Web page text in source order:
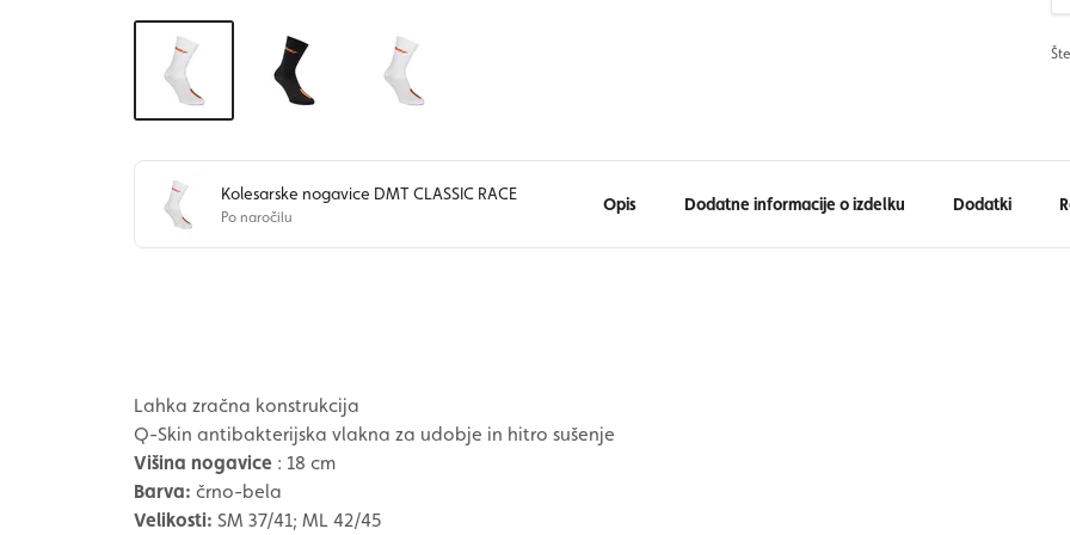
Kolesarske nogavice DMT CLASSIC RACE
Po naročilu
Opis Dodatne informacije o izdelku Dodatki
Lahka zračna konstrukcija
Q-Skin antibakterijska vlakna za udobje in hitro sušenje
Višina nogavice : 18 cm
Barva: črno-bela
Velikosti: SM 37/41; ML 42/45